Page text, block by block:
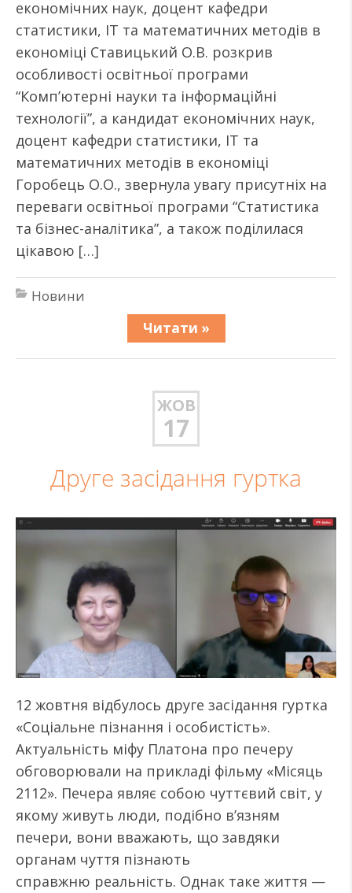
економічних наук, доцент кафедри
статистики, ІТ та математичних методів в
економіці Ставицький О.В. розкрив
особливості освітньої програми
“Комп’ютерні науки та інформаційні
технології”, а кандидат економічних наук,
доцент кафедри статистики, ІТ та
математичних методів в економіці
Горобець О.О., звернула увагу присутніх на
переваги освітньої програми “Статистика
та бізнес-аналітика”, а також поділилася
цікавою […]
Новини
Читати »
ЖОВ
17
Друге засідання гуртка
12 жовтня відбулось друге засідання гуртка
«Соціальне пізнання і особистість».
Актуальність міфу Платона про печеру
обговорювали на прикладі фільму «Місяць
2112». Печера являє собою чуттєвий світ, у
якому живуть люди, подібно в’язням
печери, вони вважають, що завдяки
органам чуття пізнають
справжню реальність. Однак таке життя —